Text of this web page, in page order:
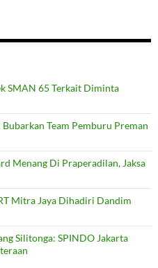
SMAN 65 Terkait Diminta
Team Pemburu Preman
Menang Di Praperadilan, Jaksa
Mitra Jaya Dihadiri Dandim
Silitonga: SPINDO Jakarta